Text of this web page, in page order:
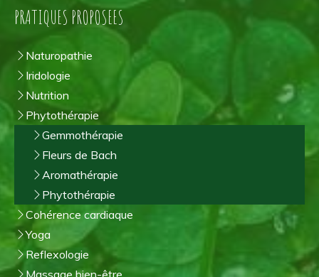
PRATIQUES PROPOSEES
Naturopathie
Iridologie
Nutrition
Phytothérapie
Gemmothérapie
Fleurs de Bach
Aromathérapie
Phytothérapie
Cohérence cardiaque
Yoga
Reflexologie